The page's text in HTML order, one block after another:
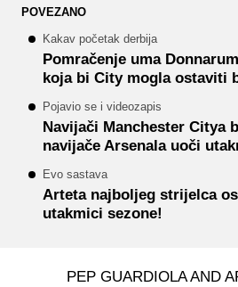
POVEZANO
Kakav početak derbija
Pomračenje uma
koja bi City mogla ostaviti
Pojavio se i videozapis
Navijači Manchester Citya
navijače Arsenala uoči
Evo sastava
Arteta najboljeg strijelca
utakmici sezone!
PEP GUARDIOLA AND